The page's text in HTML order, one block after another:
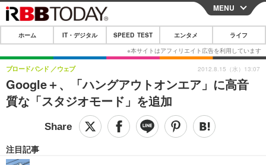
CLOSE
ホーム
IT・デジタル
IT・デジタルTOP スマートフォン
ショッピング その他
SPEED TEST
エンタメTOP 映画・ドラマ
MENU
ホーム IT・デジタル SPEED TEST エンタメ ライフ
Google＋、「ハングアウトオンエア」に高音
質な「スタジオモード」を追加
ブロードバンド ウェブ
注目記事
2012.8.15（水）13:07